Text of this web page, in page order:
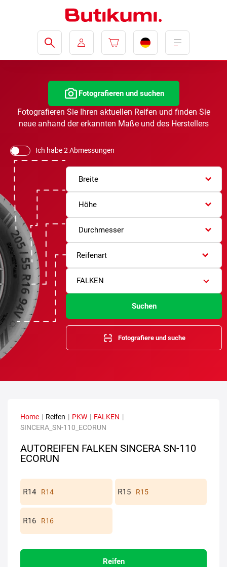
Fotografieren und suchen
Fotografieren Sie Ihren aktuellen Reifen und finden Sie
neue anhand der erkannten Maße und des Herstellers
Ich habe 2 Abmessungen
Breite
Höhe
Durchmesser
Reifenart
FALKEN
Suchen
Fotografiere und suche
Home | Reifen | PKW | FALKEN |
SINCERA_SN-110_ECORUN
AUTOREIFEN FALKEN SINCERA SN-110
ECORUN
R14 R15
R16
Reifen